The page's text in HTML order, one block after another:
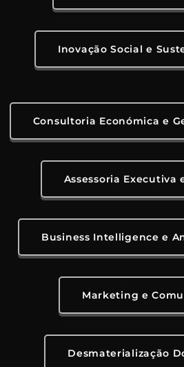
Inovação Social e
Consultoria Económica e
Assessoria Executiva
Business Intelligence e
Marketing e
Desmaterialização